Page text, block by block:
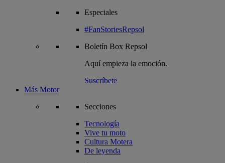
Especiales
#FanStoriesRepsol
Boletín Box Repsol
Aquí empieza la emoción.
Suscríbete
Más Motor
Secciones
Tecnología
Vive tu moto
Cultura Motera
De leyenda